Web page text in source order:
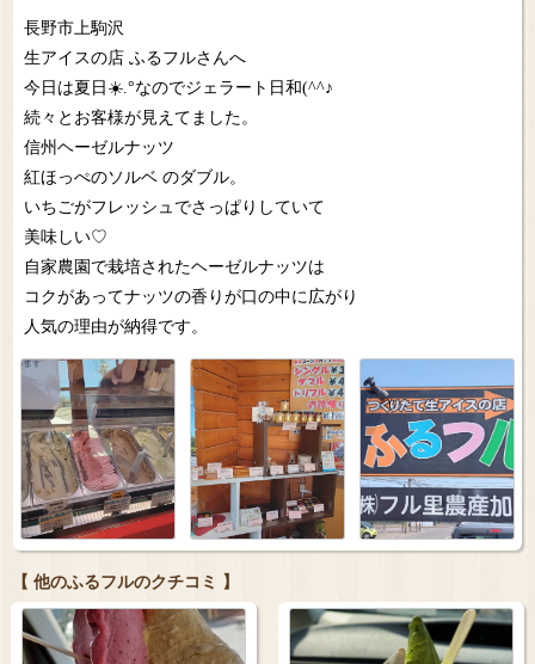
長野市上駒沢
生アイスの店 ふるフルさんへ
今日は夏日☀️.°なのでジェラート日和(^^♪
続々とお客様が見えてました。
信州ヘーゼルナッツ
紅ほっぺのソルベ のダブル。
いちごがフレッシュでさっぱりしていて
美味しい♡
自家農園で栽培されたヘーゼルナッツは
コクがあってナッツの香りが口の中に広がり
人気の理由が納得です。
【 他のふるフルのクチコミ 】